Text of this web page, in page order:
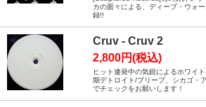
カの面々による、ディープ・ウォ
録!!
Cruv - Cruv 2
2,800円(税込)
ヒット連発中の気鋭によるホワイ
期デトロイト/ブリープ、シカゴ・
でチェックをお願いします！